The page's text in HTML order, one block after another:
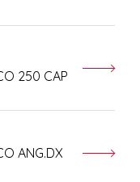
250 CAP
ANG.DX